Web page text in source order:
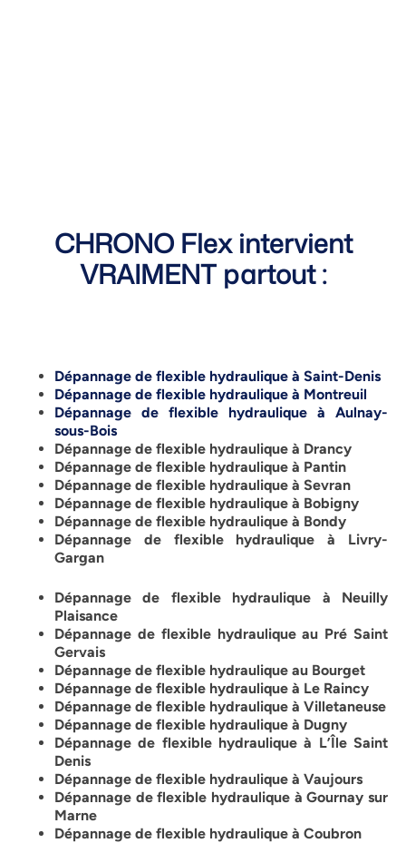
CHRONO Flex intervient
VRAIMENT partout :
Dépannage de flexible hydraulique à Saint-Denis
Dépannage de flexible hydraulique à Montreuil
Dépannage de flexible hydraulique à Aulnay-
sous-Bois
Dépannage de flexible hydraulique à Drancy
Dépannage de flexible hydraulique à Pantin
Dépannage de flexible hydraulique à Sevran
Dépannage de flexible hydraulique à Bobigny
Dépannage de flexible hydraulique à Bondy
Dépannage de flexible hydraulique à Livry-
Gargan
Dépannage de flexible hydraulique à Neuilly
Plaisance
Dépannage de flexible hydraulique au Pré Saint
Gervais
Dépannage de flexible hydraulique au Bourget
Dépannage de flexible hydraulique à Le Raincy
Dépannage de flexible hydraulique à Villetaneuse
Dépannage de flexible hydraulique à Dugny
Dépannage de flexible hydraulique à L’Île Saint
Denis
Dépannage de flexible hydraulique à Vaujours
Dépannage de flexible hydraulique à Gournay sur
Marne
Dépannage de flexible hydraulique à Coubron